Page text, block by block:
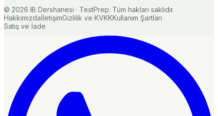
© 2026 IB Dershanesi · TestPrep. Tüm hakları saklıdır.
HakkımızdaİletişimGizlilik ve KVKKKullanım Şartları
Satış ve İade